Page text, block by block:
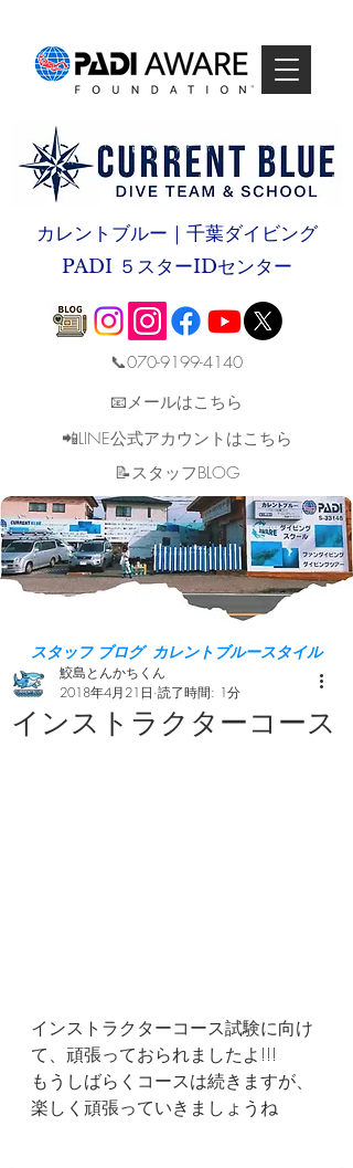
カレントブルー｜千葉ダイビング
PADI ５スターIDセンター
📞070-9199-4140
📧メールはこちら
📲LINE公式アカウントはこちら
​📝スタッフBLOG
スタッフ ブログ カレントブルースタイル
インストラクターコース
鮫島とんかちくん
2018年4月21日 読了時間: 1分
インストラクターコース試験に向け
て、頑張っておられましたよ!!!
もうしばらくコースは続きますが、
楽しく頑張っていきましょうね